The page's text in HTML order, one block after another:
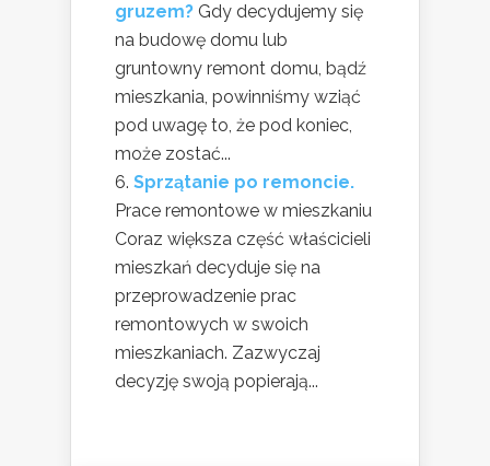
gruzem? Gdy decydujemy się
na budowę domu lub
gruntowny remont domu, bądź
mieszkania, powinniśmy wziąć
pod uwagę to, że pod koniec,
może zostać...
Sprzątanie po remoncie.
Prace remontowe w mieszkaniu
Coraz większa część właścicieli
mieszkań decyduje się na
przeprowadzenie prac
remontowych w swoich
mieszkaniach. Zazwyczaj
decyzję swoją popierają...